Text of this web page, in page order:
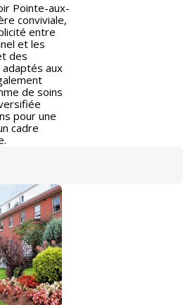
Pointe-aux-
conviviale,
entre
et les
des
aux
de soins
pour une
cadre